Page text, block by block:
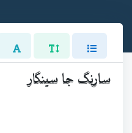
سارنگ جا سينگار